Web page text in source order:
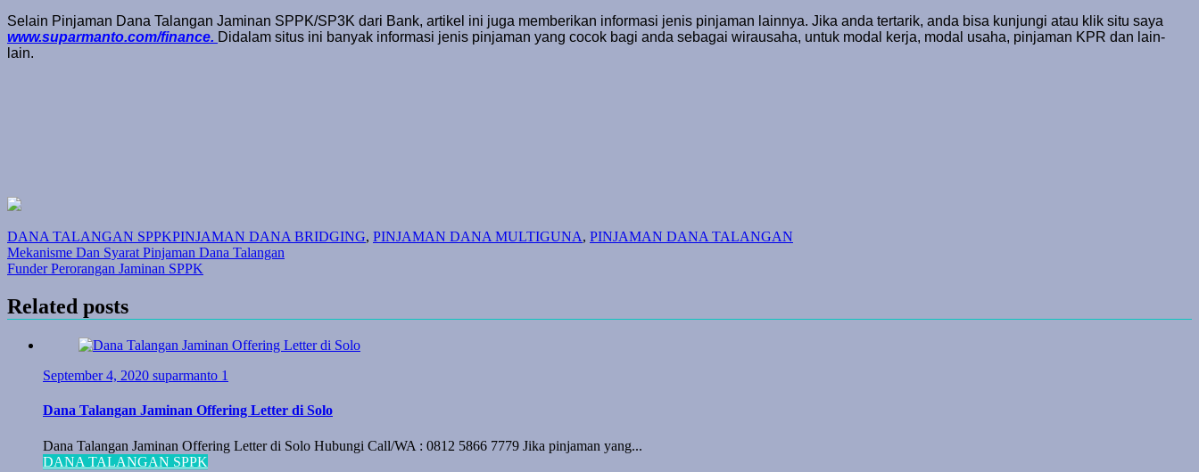
Selain Pinjaman Dana Talangan Jaminan SPPK/SP3K dari Bank, artikel ini juga memberikan informasi jenis pinjaman lainnya. Jika anda tertarik, anda bisa kunjungi atau klik situ saya
www.suparmanto.com/finance. Didalam situs ini banyak informasi jenis pinjaman yang cocok bagi anda sebagai wirausaha, untuk modal kerja, modal usaha, pinjaman KPR dan lain-
lain.
DANA TALANGAN SPPKPINJAMAN DANA BRIDGING, PINJAMAN DANA MULTIGUNA, PINJAMAN DANA TALANGAN
Post
navigation
Mekanisme Dan Syarat Pinjaman Dana Talangan
Funder Perorangan Jaminan SPPK
Related posts
September 4, 2020 suparmanto 1
Dana Talangan Jaminan Offering Letter di Solo
Dana Talangan Jaminan Offering Letter di Solo Hubungi Call/WA : 0812 5866 7779 Jika pinjaman yang...
DANA TALANGAN SPPK